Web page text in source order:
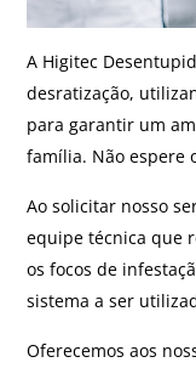
A Higitec
desratização,
para garantir um
família. Não espere
Ao solicitar nosso
equipe técnica que
os focos de
sistema a ser
Oferecemos aos